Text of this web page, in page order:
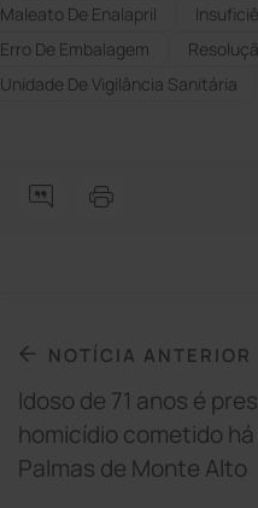
Maleato De Enalapril
Erro De Embalagem
Unidade De Vigilância Sanitária
NOTÍCIA ANTERIOR
Idoso de 71 anos é
homicídio cometido
Palmas de Monte Alto